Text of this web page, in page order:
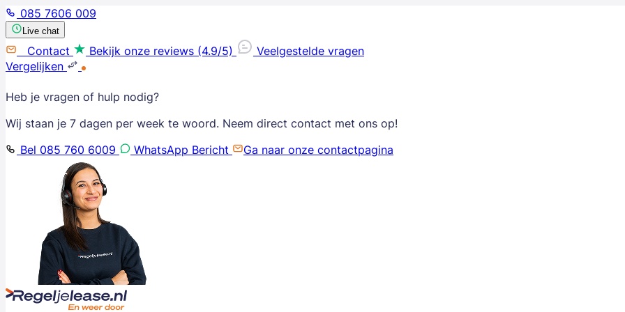
085 7606 009
Live chat
Contact Bekijk onze reviews (4.9/5)
Veelgestelde vragen
Vergelijken
Heb je vragen of hulp nodig?
Wij staan je 7 dagen per week te woord. Neem direct contact met ons op!
Bel 085 760 6009
WhatsApp Bericht Ga naar onze contactpagina